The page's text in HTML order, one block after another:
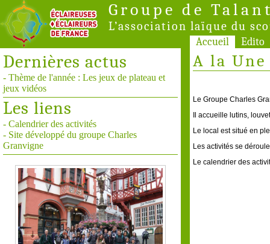
Groupe de
L’association laïque du
Accueil Edito
Dernières actus
- Thème de l'année : Les jeux de plateau et
jeux vidéos
Les liens
- Calendrier des activités
- Site développé du groupe Charles
Granvigne
A la
Le Groupe Charles
Il accueille lutins,
Le local est situé en
Les activités se
Le calendrier des